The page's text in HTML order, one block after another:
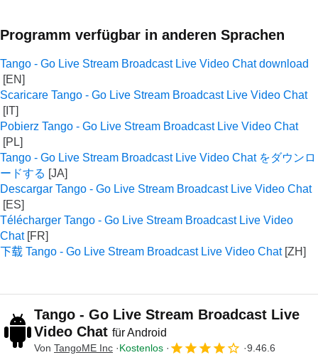
Programm verfügbar in anderen Sprachen
Tango - Go Live Stream Broadcast Live Video Chat download
Scaricare Tango - Go Live Stream Broadcast Live Video Chat
Pobierz Tango - Go Live Stream Broadcast Live Video Chat
Tango - Go Live Stream Broadcast Live Video Chat をダウンロ
ードする
Descargar Tango - Go Live Stream Broadcast Live Video Chat
Télécharger Tango - Go Live Stream Broadcast Live Video
Chat
下载 Tango - Go Live Stream Broadcast Live Video Chat
Tango - Go Live Stream Broadcast Live
Video Chat für Android
Von TangoME Inc Kostenlos 9.46.6